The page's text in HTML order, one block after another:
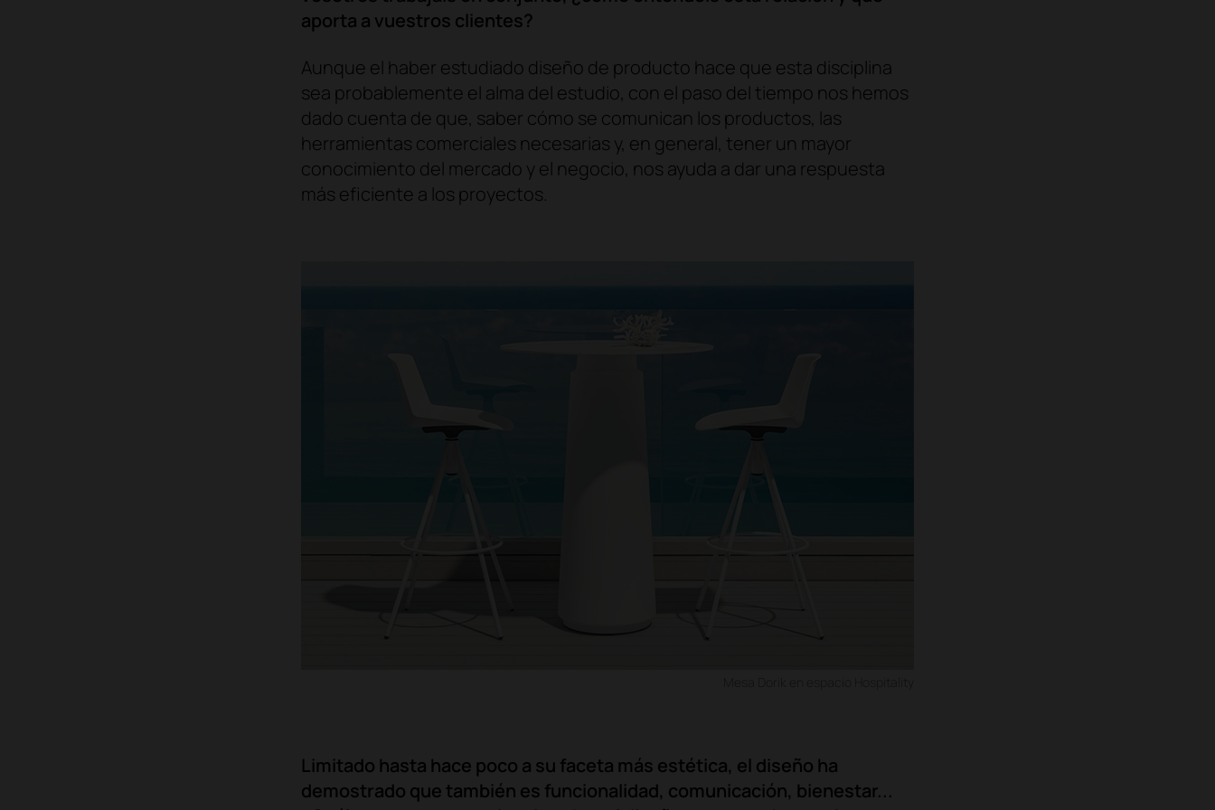
aporta a vuestros clientes?
Aunque el haber estudiado diseño de producto hace que esta disciplina
sea probablemente el alma del estudio, con el paso del tiempo nos hemos
dado cuenta de que, saber cómo se comunican los productos, las
herramientas comerciales necesarias y, en general, tener un mayor
conocimiento del mercado y el negocio, nos ayuda a dar una respuesta
más eficiente a los proyectos.
Limitado hasta hace poco a su faceta más estética, el diseño ha
demostrado que también es funcionalidad, comunicación, bienestar...